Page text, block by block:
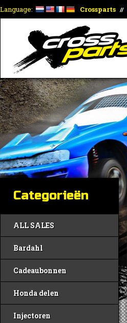
Language: Crossparts //
Categorieën
ALL SALES
Bardahl
Cadeaubonnen
Honda delen
Injectoren